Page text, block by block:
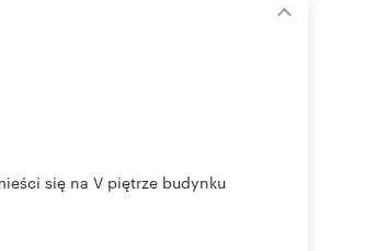
się na V piętrze budynku